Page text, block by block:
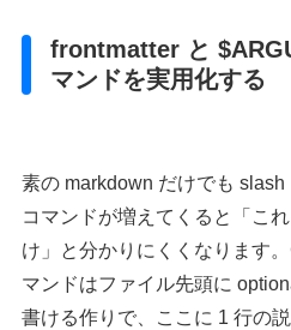
frontmatter と
マンドを実用化する
素の markdown だけでも slash
コマンドが増えてくると「こ
け」と分かりにくくなります
マンドはファイル先頭に
書ける作りで、ここに 1 行の